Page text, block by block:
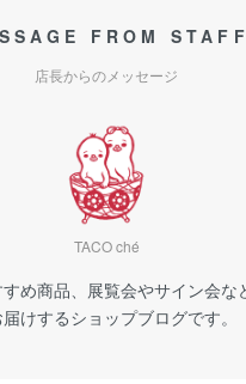
FROM STAFF
店長からのメッセージ
TACO ché
め商品、展覧会やサイン会な
けするショップブログです。